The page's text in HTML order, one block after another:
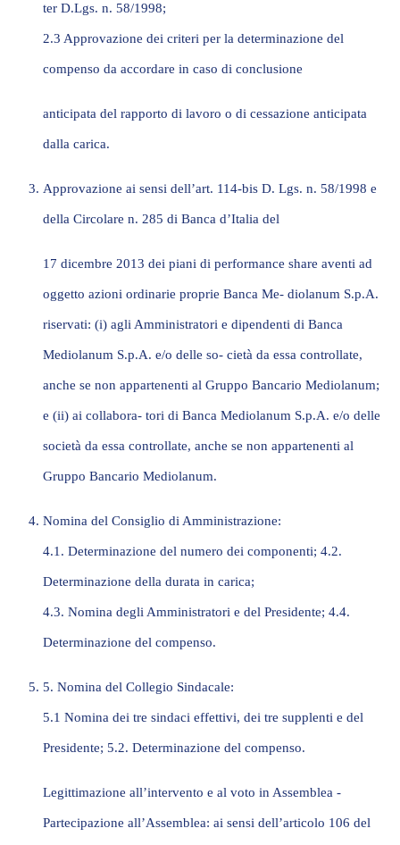
ter D.Lgs. n. 58/1998;
2.3 Approvazione dei criteri per la determinazione del
compenso da accordare in caso di conclusione
anticipata del rapporto di lavoro o di cessazione anticipata
dalla carica.
Approvazione ai sensi dell’art. 114-bis D. Lgs. n. 58/1998 e
della Circolare n. 285 di Banca d’Italia del
17 dicembre 2013 dei piani di performance share aventi ad
oggetto azioni ordinarie proprie Banca Me- diolanum S.p.A.
riservati: (i) agli Amministratori e dipendenti di Banca
Mediolanum S.p.A. e/o delle so- cietà da essa controllate,
anche se non appartenenti al Gruppo Bancario Mediolanum;
e (ii) ai collabora- tori di Banca Mediolanum S.p.A. e/o delle
società da essa controllate, anche se non appartenenti al
Gruppo Bancario Mediolanum.
Nomina del Consiglio di Amministrazione:
4.1. Determinazione del numero dei componenti; 4.2.
Determinazione della durata in carica;
4.3. Nomina degli Amministratori e del Presidente; 4.4.
Determinazione del compenso.
5. Nomina del Collegio Sindacale:
5.1 Nomina dei tre sindaci effettivi, dei tre supplenti e del
Presidente; 5.2. Determinazione del compenso.
Legittimazione all’intervento e al voto in Assemblea -
Partecipazione all’Assemblea: ai sensi dell’articolo 106 del